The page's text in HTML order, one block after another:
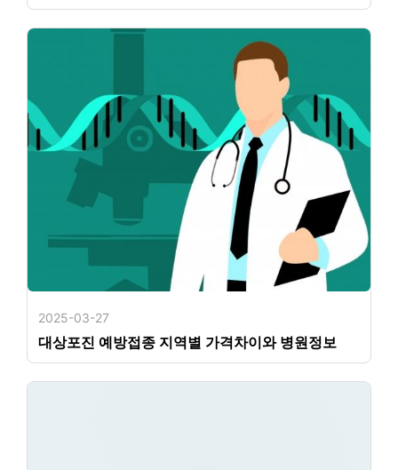
2025-03-27
대상포진 예방접종 지역별 가격차이와 병원정보